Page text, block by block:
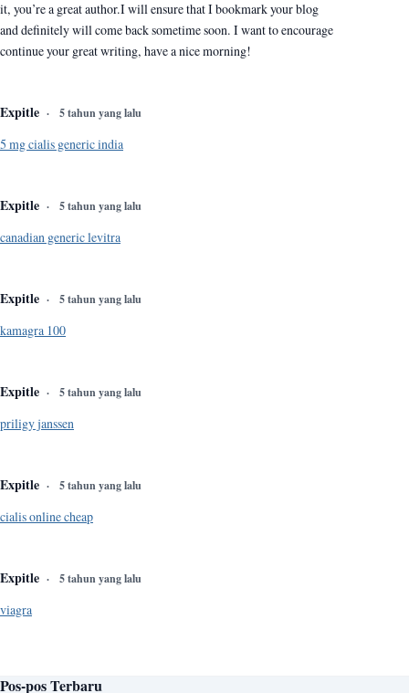
it, you’re a great author.I will ensure that I bookmark your blog
and definitely will come back sometime soon. I want to encourage
continue your great writing, have a nice morning!
Expitle 5 tahun yang lalu
5 mg cialis generic india
Expitle 5 tahun yang lalu
canadian generic levitra
Expitle 5 tahun yang lalu
kamagra 100
Expitle 5 tahun yang lalu
priligy janssen
Expitle 5 tahun yang lalu
cialis online cheap
Expitle 5 tahun yang lalu
viagra
Pos-pos Terbaru